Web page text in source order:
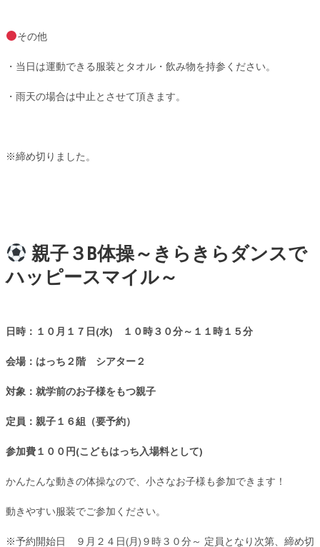
その他
・当日は運動できる服装とタオル・飲み物を持参ください。
・雨天の場合は中止とさせて頂きます。
※締め切りました。
親子３B体操～きらきらダンスで
ハッピースマイル～
日時：１０月１７日(水) １０時３０分～１１時１５分
会場：はっち２階 シアター２
対象：就学前のお子様をもつ親子
定員：親子１６組（要予約）
参加費１００円(こどもはっち入場料として)
かんたんな動きの体操なので、小さなお子様も参加できます！
動きやすい服装でご参加ください。
※予約開始日 ９月２４日(月)９時３０分～ 定員となり次第、締め切